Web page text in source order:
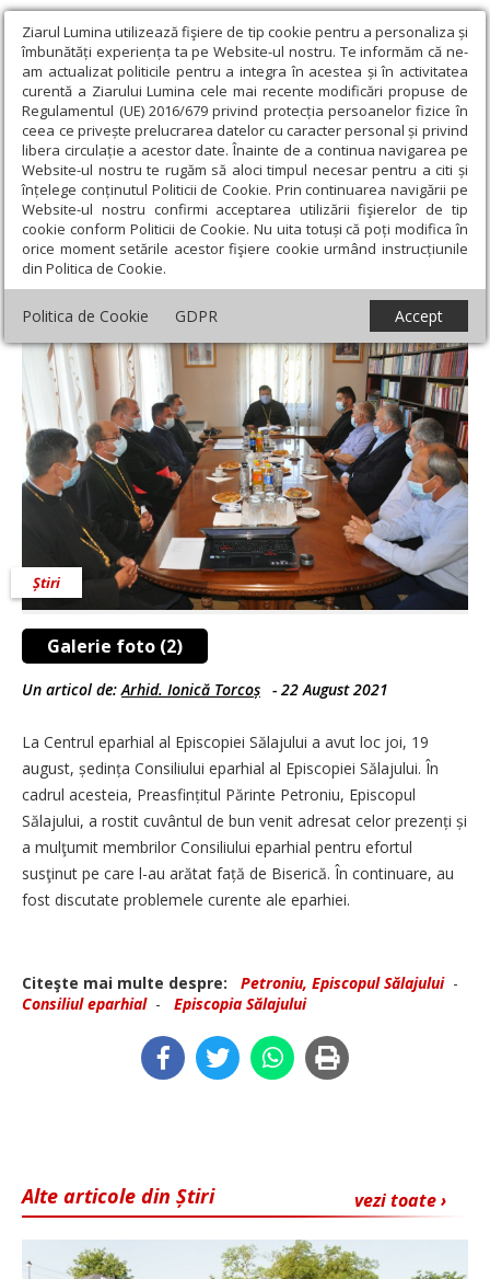
Ziarul Lumina utilizează fişiere de tip cookie pentru a personaliza și
îmbunătăți experiența ta pe Website-ul nostru. Te informăm că ne-
am actualizat politicile pentru a integra în acestea și în activitatea
curentă a Ziarului Lumina cele mai recente modificări propuse de
Regulamentul (UE) 2016/679 privind protecția persoanelor fizice în
ceea ce privește prelucrarea datelor cu caracter personal și privind
libera circulație a acestor date. Înainte de a continua navigarea pe
Website-ul nostru te rugăm să aloci timpul necesar pentru a citi și
înțelege conținutul Politicii de Cookie. Prin continuarea navigării pe
Website-ul nostru confirmi acceptarea utilizării fişierelor de tip
cookie conform Politicii de Cookie. Nu uita totuși că poți modifica în
orice moment setările acestor fişiere cookie urmând instrucțiunile
din Politica de Cookie.
Politica de Cookie GDPR Accept
Ziarul Lumina › Actualitate religioasă › Știri › Ședința Consiliului
eparhial al Episcopiei Sălajului
Ședința Consiliului eparhial al Episcopiei
Sălajului
Galerie foto (2)
Știri
Un articol de:Arhid. Ionică Torcoș - 22 August 2021
La Centrul eparhial al Episcopiei Sălajului a avut loc joi, 19
august, ședința Consiliului eparhial al Episcopiei Sălajului. În
cadrul acesteia, Preasfințitul Părinte Petroniu, Episcopul
Sălajului, a rostit cuvântul de bun venit adresat celor prezenți și
a mulţumit membrilor Consiliului eparhial pentru efortul
susţinut pe care l-au arătat față de Biserică. În continuare, au
fost discutate problemele curente ale eparhiei.
Citeşte mai multe despre: Petroniu, Episcopul Sălajului-
Consiliul eparhial- Episcopia Sălajului
vezi toate ›
Alte articole din Știri